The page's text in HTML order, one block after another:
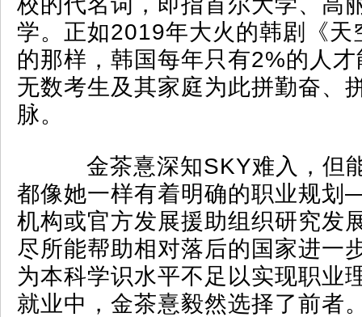
学。正如2019年大火的韩剧《天
的那样，韩国每年只有2%的人
无数考生及其家庭为此拼勤奋、
脉。
金茶憙深知SKY难入，但
都像她一样有着明确的职业规
机构或官方发展援助组织研究发
尽所能帮助相对落后的国家进一
为本科学识水平不足以实现职业
就业中，金茶憙毅然选择了前者